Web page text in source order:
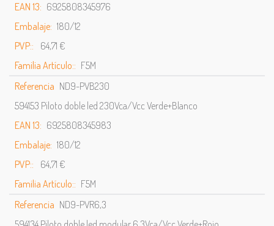
EAN 13: 6925808345976
Embalaje: 180/12
PVP::
64,71 €
Familia Artículo:: F5M
Referencia ND9-PVB230
594153 Piloto doble led 230Vca/Vcc Verde+Blanco
EAN 13: 6925808345983
Embalaje: 180/12
PVP::
64,71 €
Familia Artículo:: F5M
Referencia ND9-PVR6,3